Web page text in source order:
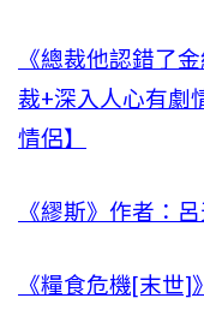
《總裁他認錯了
裁+深入人心有劇
情侶】
《繆斯》作者：
《糧食危機[末世